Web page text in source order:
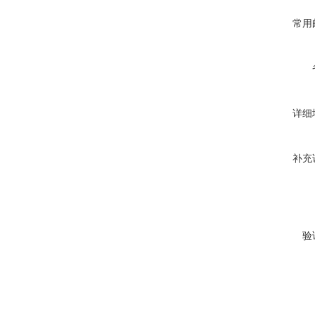
常用
详细
补充
验